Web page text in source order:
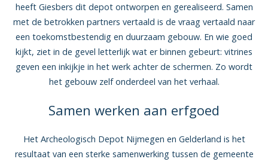
heeft Giesbers dit depot ontworpen en gerealiseerd. Samen
met de betrokken partners vertaald is de vraag vertaald naar
een toekomstbestendig en duurzaam gebouw. En wie goed
kijkt, ziet in de gevel letterlijk wat er binnen gebeurt: vitrines
geven een inkijkje in het werk achter de schermen. Zo wordt
het gebouw zelf onderdeel van het verhaal.
Samen werken aan erfgoed
Het Archeologisch Depot Nijmegen en Gelderland is het
resultaat van een sterke samenwerking tussen de gemeente